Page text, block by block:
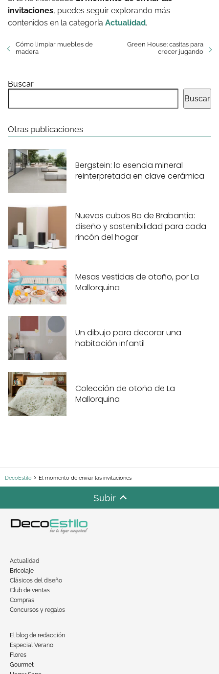
invitaciones, puedes seguir explorando más
contenidos en la categoría Actualidad.
Cómo limpiar muebles de
madera
Green House: casitas para
crecer jugando
Buscar
Buscar
Otras publicaciones
Bergstein: la esencia mineral
reinterpretada en clave cerámica
Nuevos cubos Bo de Brabantia:
diseño y sostenibilidad para cada
rincón del hogar
Mesas vestidas de otoño, por La
Mallorquina
Un dibujo para decorar una
habitación infantil
Colección de otoño de La
Mallorquina
DecoEstilo El momento de enviar las invitaciones
Subir
Actualidad
Bricolaje
Clásicos del diseño
Club de ventas
Compras
Concursos y regalos
El blog de redacción
Especial Verano
Flores
Gourmet